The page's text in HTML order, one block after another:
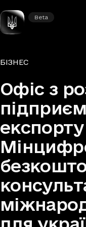
Beta
Beta
ГОЛОВНА
Рубрики
БІЗНЕС
Офіс з
експорту